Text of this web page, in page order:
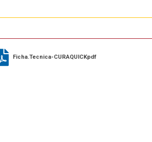
Ficha.Tecnica-CURAQUICKpdf